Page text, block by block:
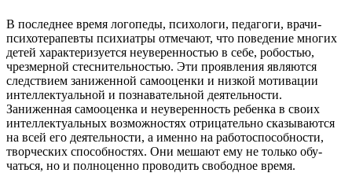
В последнее время логопеды, психоло­ги, педагоги, врачи-
психотерапевты психиатры отмечают, что поведение многих
детей характеризуется неуверен­ностью в себе, робостью,
чрезмерной стеснительностью. Эти проявления яв­ляются
следствием заниженной само­оценки и низкой мотивации
интеллекту­альной и познавательной деятельности.
Заниженная самооценка и неуверен­ность ребенка в своих
интеллектуальных возможностях отрицательно сказывают­ся
на всей его деятельности, а именно на работоспособности,
творческих способ­ностях. Они мешают ему не только обу­
чаться, но и полноценно проводить сво­бодное время.